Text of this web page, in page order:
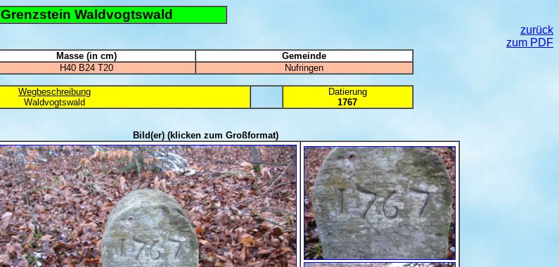
Grenzstein Waldvogtswald
zurück
zum PDF
Masse (in cm)
Gemeinde
H40 B24 T20 Nufringen
Wegbeschreibung
Waldvogtswald
Datierung
1767
Bild(er) (klicken zum Großformat)